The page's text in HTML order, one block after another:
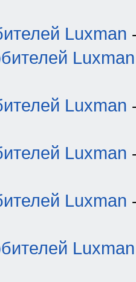
Luxman
Luxman
Luxman
Luxman
Luxman
Luxman